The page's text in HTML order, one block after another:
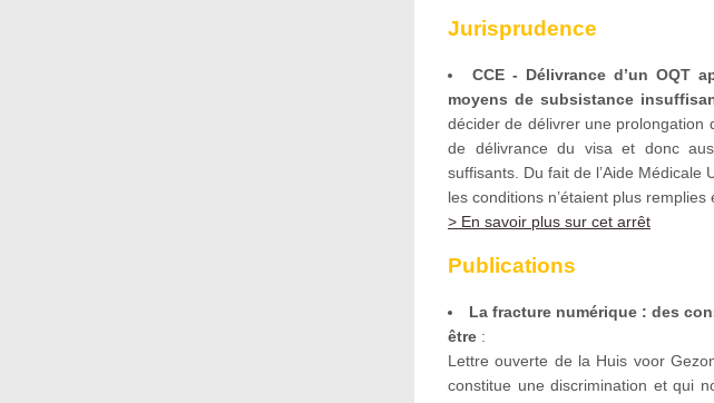
Jurisprudence
CCE - Délivrance d’un OQT
moyens de subsistance
décider de délivrer une prolongation
de délivrance du visa et donc
suffisants. Du fait de l’Aide Médicale
les conditions n’étaient plus remplies
> En savoir plus sur cet arrêt
Publications
La fracture numérique : des
être :
Lettre ouverte de la Huis voor
constitue une discrimination et qui